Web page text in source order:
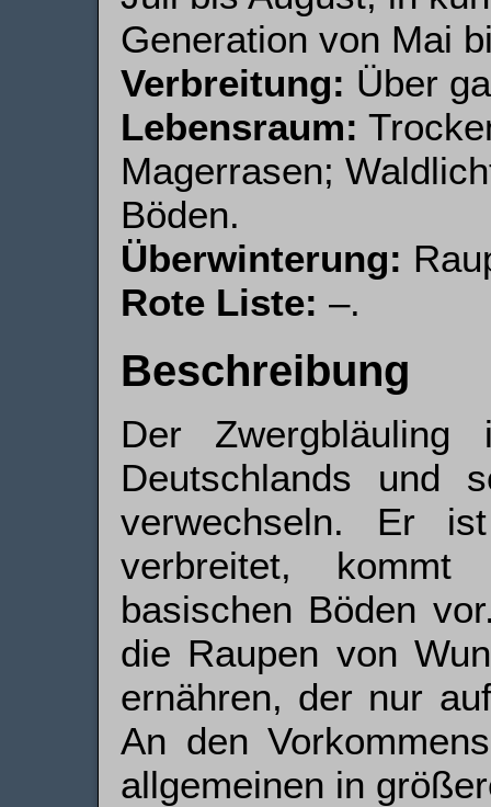
Generation von Mai
Verbreitung: Über
Lebensraum:
Magerrasen;
Böden.
Überwinterung:
Rote Liste: –.
Beschreibung
Der
Deutschlands und
verwechseln. Er
verbreitet, kommt
basischen Böden
die Raupen von
ernähren, der nur
An den
allgemeinen in